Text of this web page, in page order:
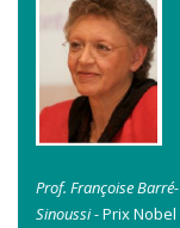
Prof. Françoise Barré-
Sinoussi -Prix Nobel